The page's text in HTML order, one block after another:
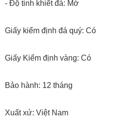
- Độ tinh khiết đá: Mờ
Giấy kiểm định đá quý: Có
Giấy Kiểm định vàng: Có
Bảo hành: 12 tháng
Xuất xứ: Việt Nam